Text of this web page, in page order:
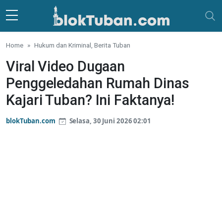
Skip to main content
Home Hukum dan Kriminal, Berita Tuban
Viral Video Dugaan
Penggeledahan Rumah Dinas
Kajari Tuban? Ini Faktanya!
blokTuban.com Selasa, 30 Juni 2026 02:01